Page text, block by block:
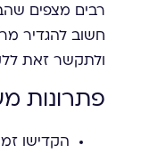
רבים מצפים
חשוב להגדיר
ולתקשר זאת
פתרונות
הקדישו